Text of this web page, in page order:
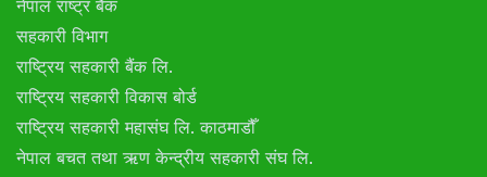
नेपाल राष्ट्र बैंक
सहकारी विभाग
राष्ट्रिय सहकारी बैंक लि.
राष्ट्रिय सहकारी विकास बोर्ड
राष्ट्रिय सहकारी महासंघ लि. काठमाडौँ
नेपाल बचत तथा ऋण केन्द्रीय सहकारी संघ लि.